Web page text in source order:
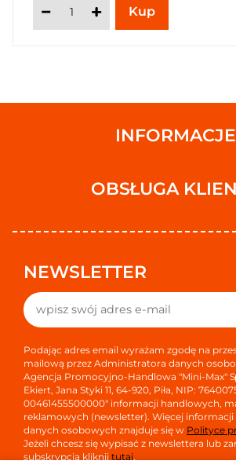
INFORMACJE
OBSŁUGA
NEWSLETTER
Podając adres email wyrażam zgodę na
mailową przez Administratora danych
Agencja Promocyjno-Handlowa "Mini-Max"
Ekiert, Jana Styki 11, 64-920, Piła, NIP:
00461455500000" informacji handlowych,
reklamowych (newsletter). Więcej
danych osobowych znajduje się w Polityce
Jeżeli chcesz się wypisać z newslettera lub
subskrypcją kliknijtutaj.